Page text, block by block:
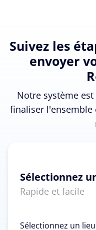
Suivez les
envoyer
Notre système
finaliser l'ensemble
Sélectionnez
Rapide et facile
Sélectionnez un